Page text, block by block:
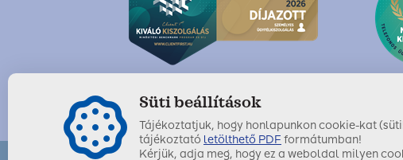
Süti beállítások
Tájékoztatjuk, hogy honlapunkon cookie-kat
tájékoztató letölthető PDF formátumban!
Kérjük, adja meg, hogy ez a weboldal milyen